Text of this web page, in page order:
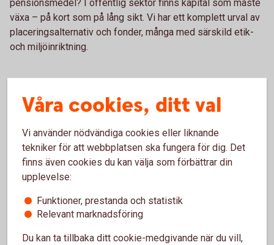
pensionsmedel? I offentlig sektor finns kapital som måste
växa – på kort som på lång sikt. Vi har ett komplett urval av
placeringsalternativ och fonder, många med särskild etik-
och miljöinriktning.
Betalningar
(både tid och pengar) på att se över kommunens
betalningsflöden. Med våra tjänster blir kommunens
hantering av in- och utgående betalningar enklare, och
arbetet med reskontran och bokföring mindre.
Digitala tjänster
Våra cookies, ditt val
Vi använder nödvändiga cookies eller liknande
tekniker för att webbplatsen ska fungera för dig. Det
finns även cookies du kan välja som förbättrar din
upplevelse:
Funktioner, prestanda och statistik
Relevant marknadsföring
Du kan ta tillbaka ditt cookie-medgivande när du vill,